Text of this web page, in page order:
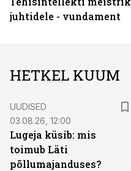
juhtidele - vundament
HETKEL KUUM
UUDISED
03.08.26, 12:00
Lugeja küsib: mis
toimub Läti
põllumajanduses?